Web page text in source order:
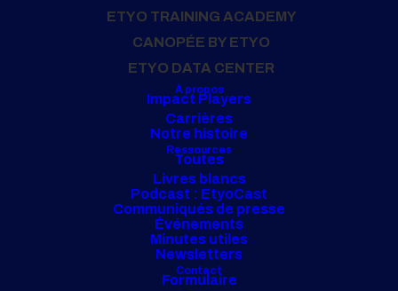
ETYO TRAINING ACADEMY
CANOPÉE BY ETYO
ETYO DATA CENTER
À propos
Impact Players
Carrières
Notre histoire
Ressources
Toutes
Livres blancs
Podcast : EtyoCast
Communiqués de presse
Événements
Minutes utiles
Newsletters
Contact
Formulaire
TOUS NOS PROJETS